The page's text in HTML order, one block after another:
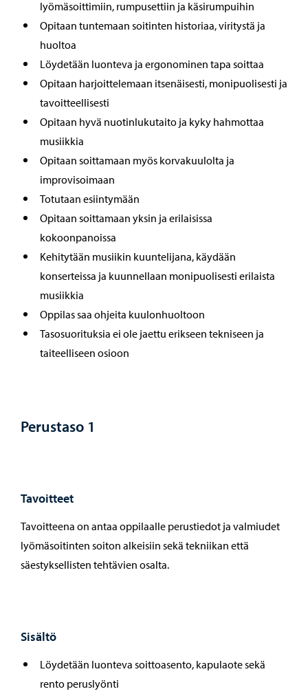
lyömäsoittimiin, rumpusettiin ja käsirumpuihin
Opitaan tuntemaan soitinten historiaa, viritystä ja
huoltoa
Löydetään luonteva ja ergonominen tapa soittaa
Opitaan harjoittelemaan itsenäisesti, monipuolisesti ja
tavoitteellisesti
Opitaan hyvä nuotinlukutaito ja kyky hahmottaa
musiikkia
Opitaan soittamaan myös korvakuulolta ja
improvisoimaan
Totutaan esiintymään
Opitaan soittamaan yksin ja erilaisissa
kokoonpanoissa
Kehitytään musiikin kuuntelijana, käydään
konserteissa ja kuunnellaan monipuolisesti erilaista
musiikkia
Oppilas saa ohjeita kuulonhuoltoon
Tasosuorituksia ei ole jaettu erikseen tekniseen ja
taiteelliseen osioon
Perustaso 1
Tavoitteet
Tavoitteena on antaa oppilaalle perustiedot ja valmiudet
lyömäsoitinten soiton alkeisiin sekä tekniikan että
säestyksellisten tehtävien osalta.
Sisältö
Löydetään luonteva soittoasento, kapulaote sekä
rento peruslyönti